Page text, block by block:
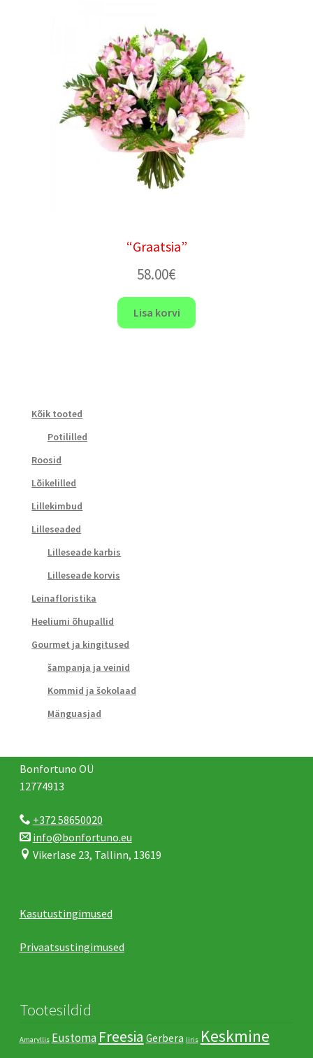
“Graatsia”
58.00€
Lisa korvi
Kõik tooted
Potililled
Roosid
Lõikelilled
Lillekimbud
Lilleseaded
Lilleseade karbis
Lilleseade korvis
Leinafloristika
Heeliumi õhupallid
Gourmet ja kingitused
šampanja ja veinid
Kommid ja šokolaad
Mänguasjad
Bonfortuno OÜ
12774913
+372 58650020
info@bonfortuno.eu
Vikerlase 23, Tallinn, 13619
Kasutustingimused
Privaatsustingimused
Tootesildid
Amaryllis Eustoma Freesia Gerbera Iiris Keskmine